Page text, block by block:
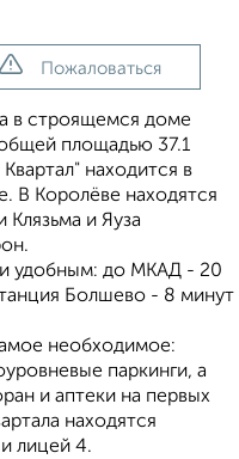
Пожаловаться
в строящемся доме
площадью 37.1
находится в
В Королёве находятся
Клязьма и Яуза
удобным: до МКАД - 20
Болшево - 8 минут
необходимое:
паркинги, а
и аптеки на первых
находятся
лицей 4.